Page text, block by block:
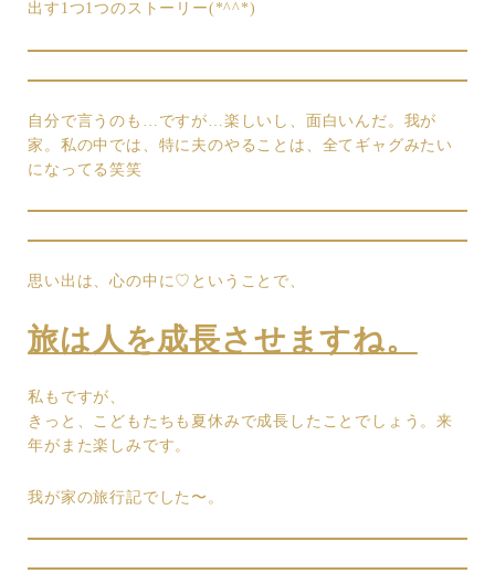
出す1つ1つのストーリー(*^^*)
自分で言うのも…ですが…楽しいし、面白いんだ。我が
家。私の中では、特に夫のやることは、全てギャグみたい
になってる笑笑
思い出は、心の中に♡ということで、
旅は人を成長させますね。
私もですが、
きっと、こどもたちも夏休みで成長したことでしょう。来
年がまた楽しみです。
我が家の旅行記でした〜。